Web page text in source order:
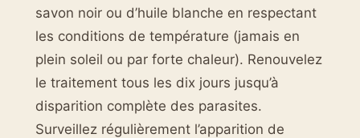
savon noir ou d’huile blanche en respectant
les conditions de température (jamais en
plein soleil ou par forte chaleur). Renouvelez
le traitement tous les dix jours jusqu’à
disparition complète des parasites.
Surveillez régulièrement l’apparition de